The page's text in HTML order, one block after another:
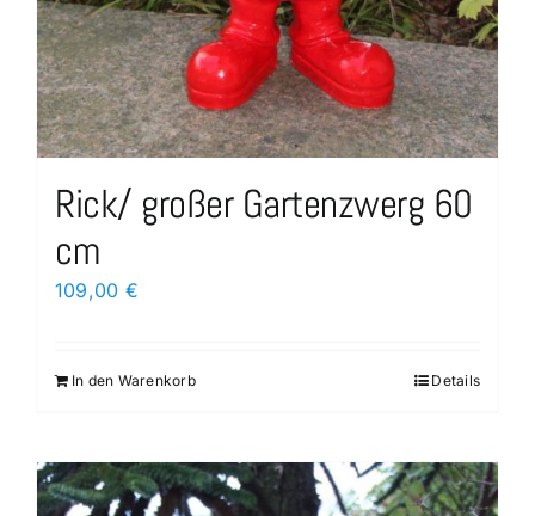
Rick/ großer Gartenzwerg 60
cm
109,00 €
In den Warenkorb Details